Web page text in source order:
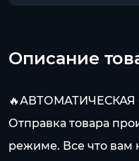
Описание
🔥АВТОМАТИЧЕСКАЯ
Отправка товара
режиме. Все что вам